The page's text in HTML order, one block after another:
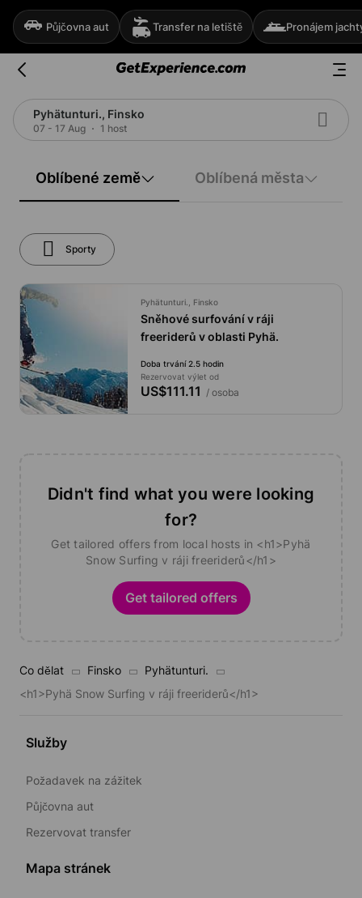
Půjčovna aut Transfer na letiště Pronájem
Pyhätunturi., Finsko
07 - 17 Aug 1 host
Oblíbené země Oblíbená města
Sporty
Pyhätunturi., Finsko
Sněhové surfování v ráji
freeriderů v oblasti Pyhä.
Doba trvání 2.5 hodin
Rezervovat výlet od
US$111.11 / osoba
Didn't find what you were looking
for?
Get tailored offers from local hosts in <h1>Pyhä
Snow Surfing v ráji freeriderů</h1>
Get tailored offers
Co dělat Finsko
Pyhätunturi.
<h1>Pyhä Snow Surfing v ráji freeriderů</h1>
Služby
Požadavek na zážitek
Půjčovna aut
Rezervovat transfer
Mapa stránek